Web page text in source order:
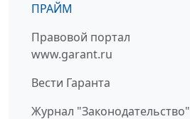
ПРАЙМ
Правовой портал
www.garant.ru
Вести Гаранта
Журнал "Законодательство"